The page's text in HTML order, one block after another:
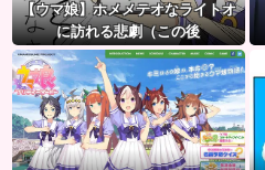
【ウマ娘】ホメメテオなライトオ
に訪れる悲劇（この後